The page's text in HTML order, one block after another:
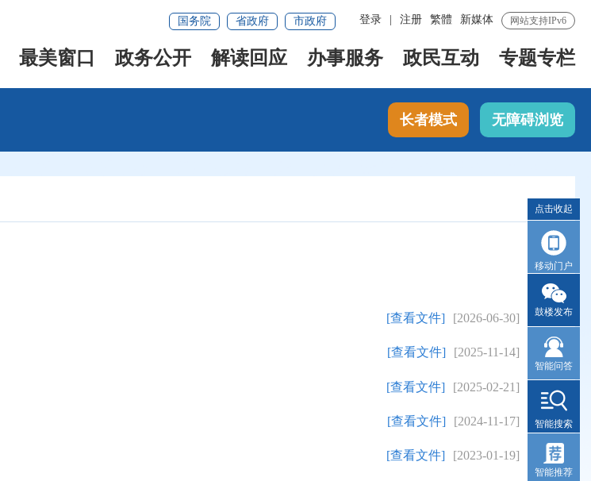
网站支持IPv6
新媒体
繁體
登录 注册
国务院 省政府 市政府
最美窗口 政务公开 解读回应 办事服务 政民互动 专题专栏
长者模式 无障碍浏览
[2026-06-30]
[查看文件]
[2025-11-14]
[查看文件]
[2025-02-21]
[查看文件]
[2024-11-17]
[查看文件]
[2023-01-19]
[查看文件]
点击收起
移动门户
鼓楼发布
智能问答
智能搜索
智能推荐